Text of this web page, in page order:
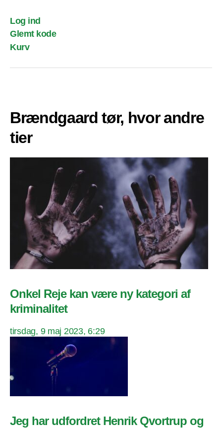
Log ind
Glemt kode
Kurv
Brændgaard tør, hvor andre
tier
Onkel Reje kan være ny kategori af
kriminalitet
tirsdag, 9 maj 2023, 6:29
Jeg har udfordret Henrik Qvortrup og